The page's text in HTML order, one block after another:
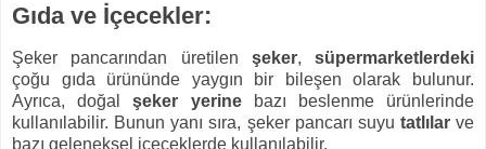
Gıda ve İçecekler:
Şeker pancarından üretilen şeker, süpermarketlerdeki
çoğu gıda ürününde yaygın bir bileşen olarak bulunur.
Ayrıca, doğalşeker yerinebazı beslenme ürünlerinde
kullanılabilir. Bunun yanı sıra, şeker pancarı suyu tatlılarve
bazı geleneksel içeceklerde kullanılabilir.